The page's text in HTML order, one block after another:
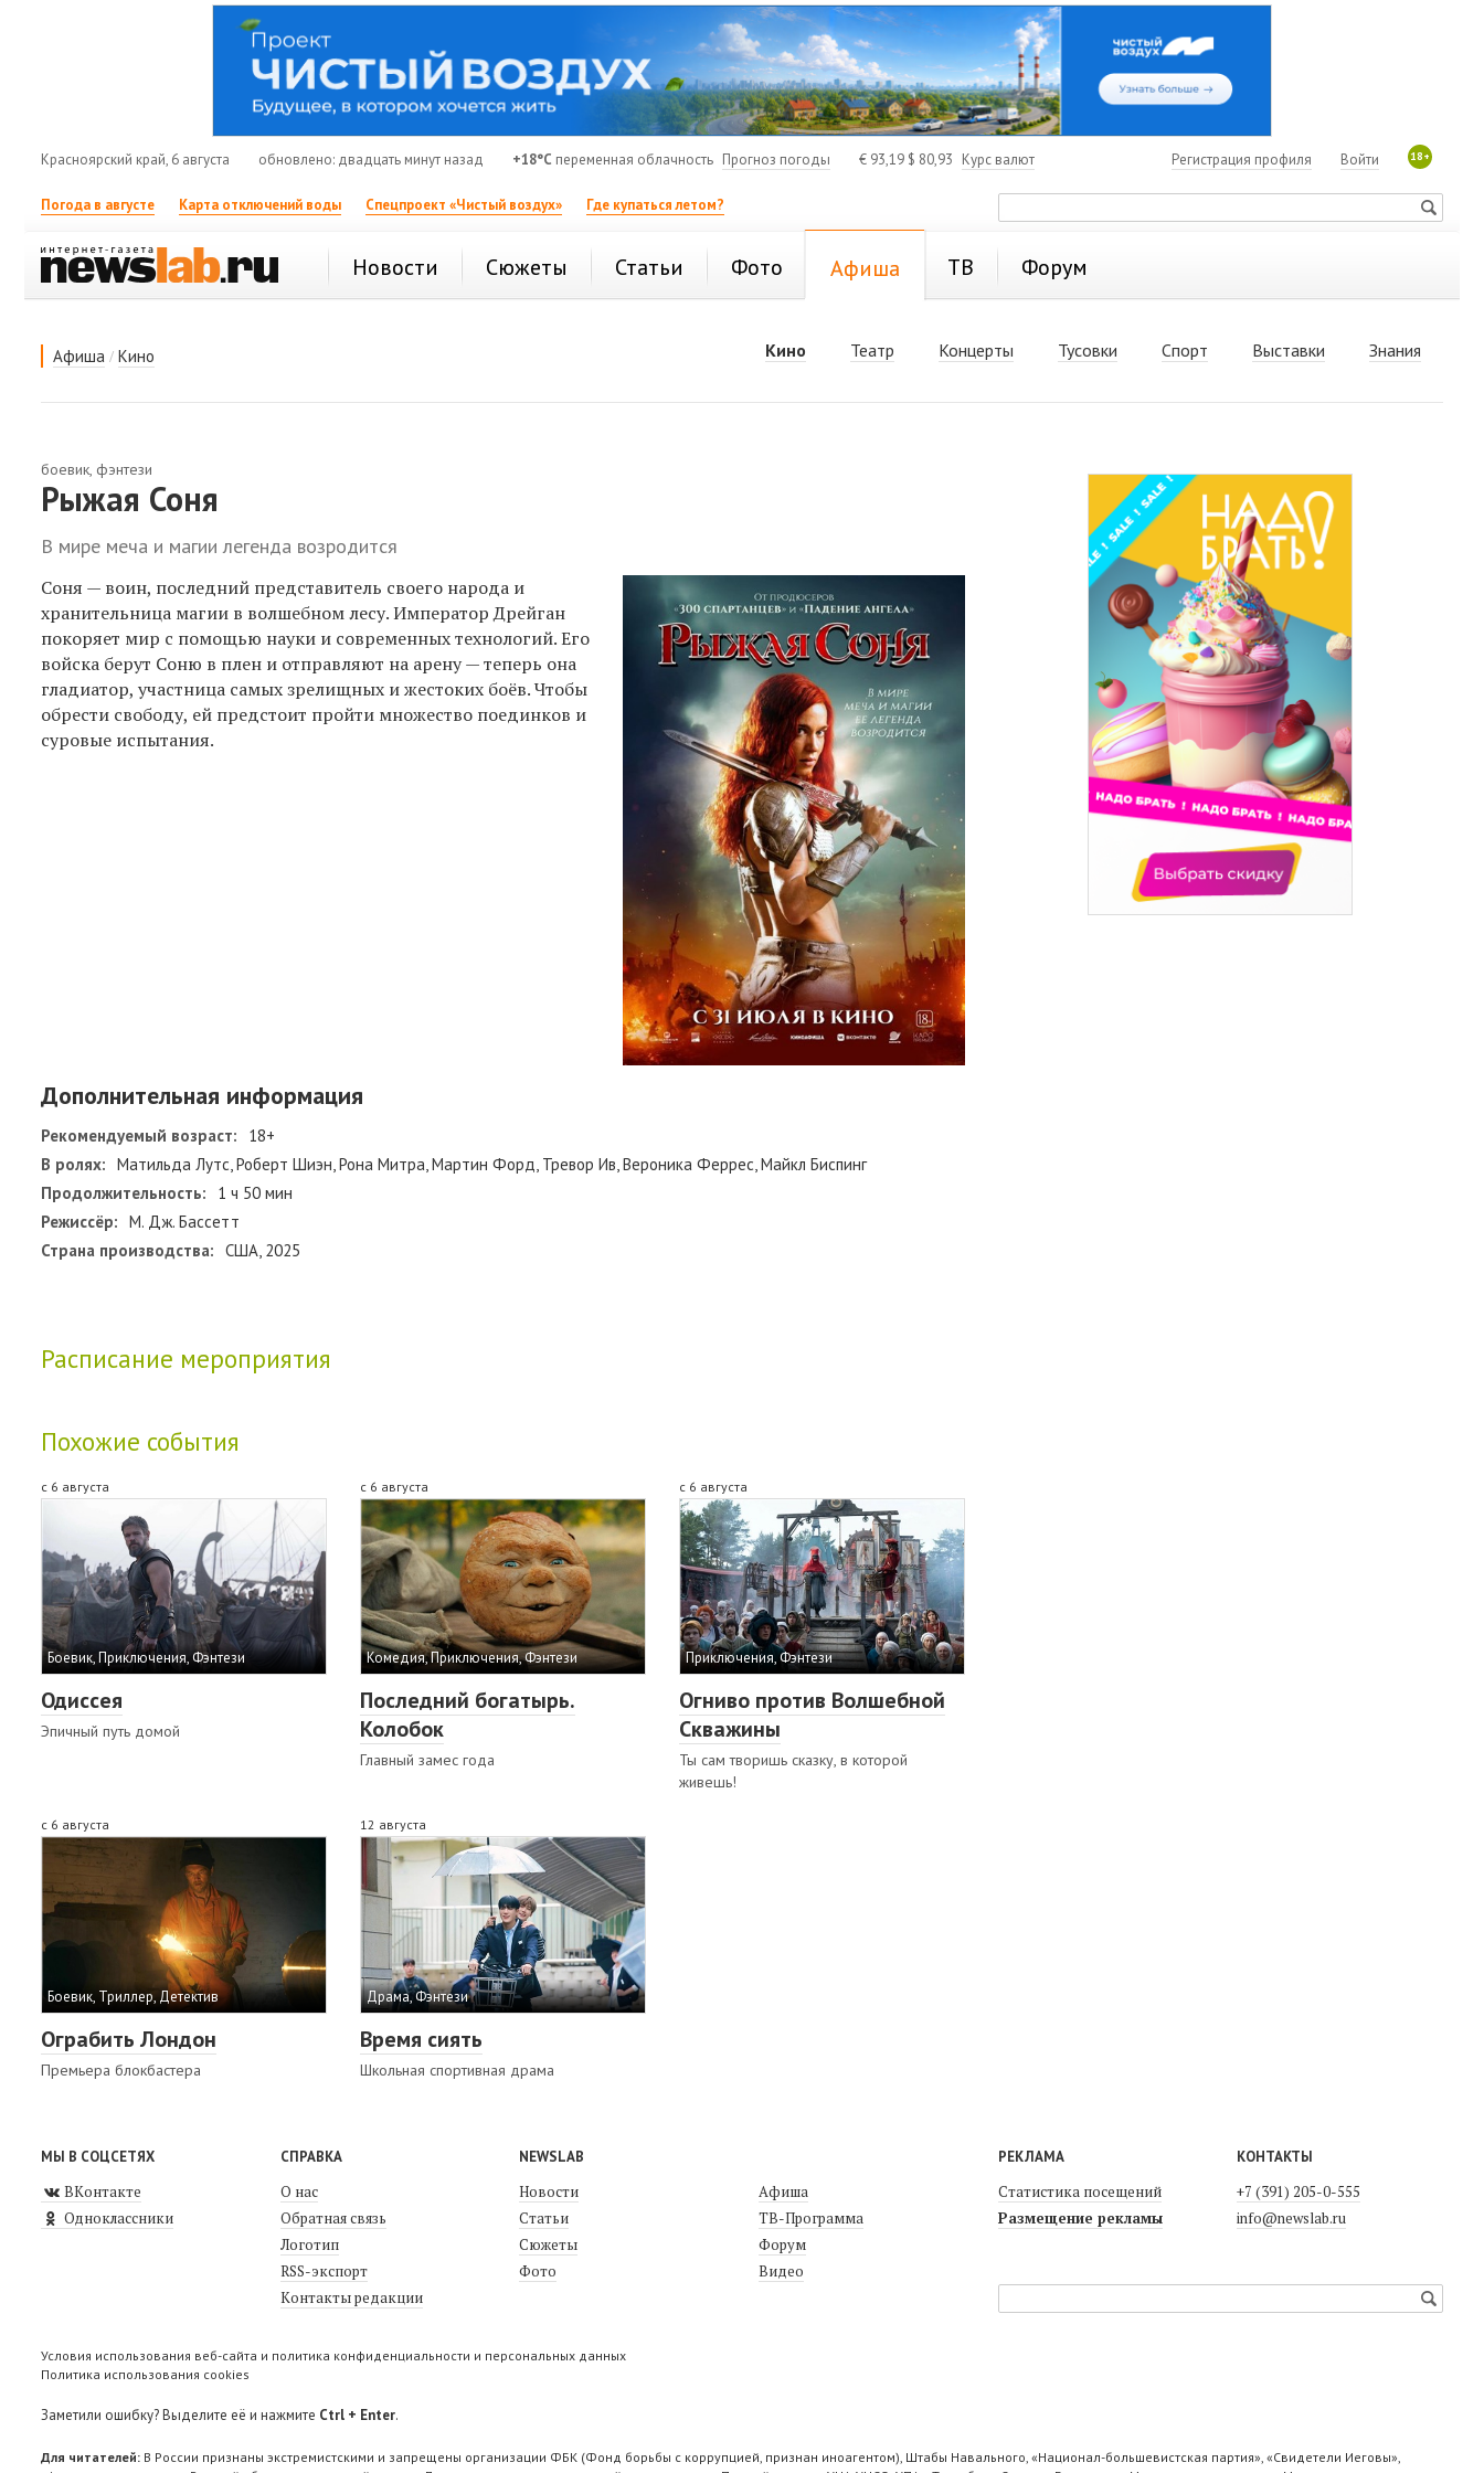
Красноярский край, 6 августа обновлено: двадцать минут назад +18°C переменная облачность Прогноз погоды € 93,19 $ 80,93 Курс валют 18+
Войти
Регистрация профиля
Погода в августе Карта отключений воды Спецпроект «Чистый воздух» Где купаться летом?
Новости Сюжеты Статьи Фото Афиша ТВ Форум
Афиша / Кино Кино Театр Концерты Тусовки Спорт Выставки Знания
боевик, фэнтези
Рыжая Соня
В мире меча и магии легенда возродится
Соня — воин, последний представитель своего народа и
хранительница магии в волшебном лесу. Император Дрейган
покоряет мир с помощью науки и современных технологий. Его
войска берут Соню в плен и отправляют на арену — теперь она
гладиатор, участница самых зрелищных и жестоких боёв. Чтобы
обрести свободу, ей предстоит пройти множество поединков и
суровые испытания.
Дополнительная информация
Рекомендуемый возраст:
18+
В ролях: Матильда Лутс, Роберт Шиэн, Рона Митра, Мартин Форд, Тревор Ив, Вероника Феррес, Майкл Биспинг
Продолжительность:
1 ч 50 мин
Режиссёр: М. Дж. Бассетт
Страна производства: США, 2025
Расписание мероприятия
Похожие события
с 6 августа
Боевик, Приключения, Фэнтези
Одиссея
Эпичный путь домой
с 6 августа
Комедия, Приключения, Фэнтези
Последний богатырь.
Колобок
Главный замес года
с 6 августа
Приключения, Фэнтези
Огниво против Волшебной
Скважины
Ты сам творишь сказку, в которой
живешь!
с 6 августа
Боевик, Триллер, Детектив
Ограбить Лондон
Премьера блокбастера
12 августа
Драма, Фэнтези
Время сиять
Школьная спортивная драма
МЫ В СОЦСЕТЯХ
ВКонтакте
Одноклассники
СПРАВКА
О нас
Обратная связь
Логотип
RSS-экспорт
Контакты редакции
NEWSLAB
Новости
Статьи
Сюжеты
Фото
Афиша
ТВ-Программа
Форум
Видео
РЕКЛАМА
Статистика посещений
Размещение рекламы
КОНТАКТЫ
+7 (391) 205-0-555
info@newslab.ru
Условия использования веб-сайта и политика конфиденциальности и персональных данных
Политика использования cookies
Заметили ошибку? Выделите её и нажмите Ctrl + Enter.
Для читателей: В России признаны экстремистскими и запрещены организации ФБК (Фонд борьбы с коррупцией, признан иноагентом), Штабы Навального, «Национал-большевистская партия», «Свидетели Иеговы»,